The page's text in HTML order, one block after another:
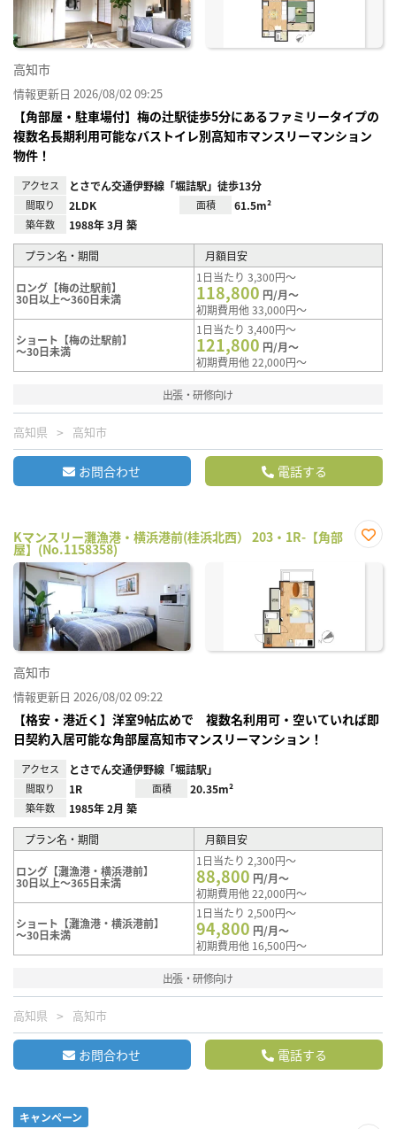
高知市
情報更新日 2026/08/02 09:25
【角部屋・駐車場付】梅の辻駅徒歩5分にあるファミリータイプの
複数名長期利用可能なバストイレ別高知市マンスリーマンション
物件！
アクセス とさでん交通伊野線「堀詰駅」徒歩13分
間取り 2LDK 面積 61.5m²
築年数 1988年 3月 築
プラン名・期間 月額目安
ロング【梅の辻駅前】
30日以上～360日未満
1日当たり 3,300円～
118,800 円/月～
初期費用他 33,000円～
ショート【梅の辻駅前】
～30日未満
1日当たり 3,400円～
121,800 円/月～
初期費用他 22,000円～
出張・研修向け
高知県 高知市
お問合わせ 電話する
Kマンスリー灘漁港・横浜港前(桂浜北西） 203・1R-【角部
屋】(No.1158358)
に入
高知市
情報更新日 2026/08/02 09:22
【格安・港近く】洋室9帖広めで 複数名利用可・空いていれば即
日契約入居可能な角部屋高知市マンスリーマンション！
アクセス とさでん交通伊野線「堀詰駅」
間取り 1R 面積 20.35m²
築年数 1985年 2月 築
プラン名・期間 月額目安
ロング【灘漁港・横浜港前】
30日以上～365日未満
1日当たり 2,300円～
88,800 円/月～
初期費用他 22,000円～
ショート【灘漁港・横浜港前】
～30日未満
1日当たり 2,500円～
94,800 円/月～
初期費用他 16,500円～
出張・研修向け
高知県 高知市
お問合わせ 電話する
キャンペーン